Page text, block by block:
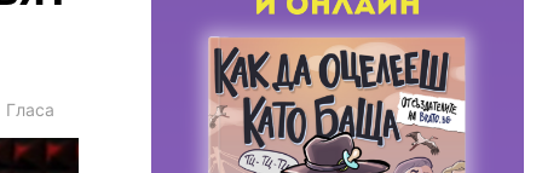
Гласа